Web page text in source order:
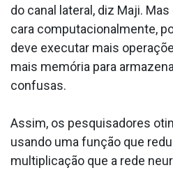
do canal lateral, diz Maji.
cara computacionalmente,
deve executar mais
mais memória para
confusas.
Assim, os pesquisadores
usando uma função que
multiplicação que a rede